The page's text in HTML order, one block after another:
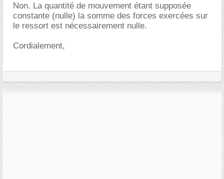
Non. La quantité de mouvement étant supposée
constante (nulle) la somme des forces exercées sur
le ressort est nécessairement nulle.
Cordialement,